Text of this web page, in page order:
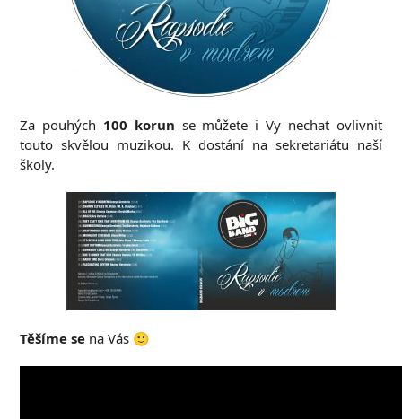
Za pouhých 100 korun se můžete i Vy nechat ovlivnit
touto skvělou muzikou. K dostání na sekretariátu naší
školy.
Těšíme se na Vás 🙂